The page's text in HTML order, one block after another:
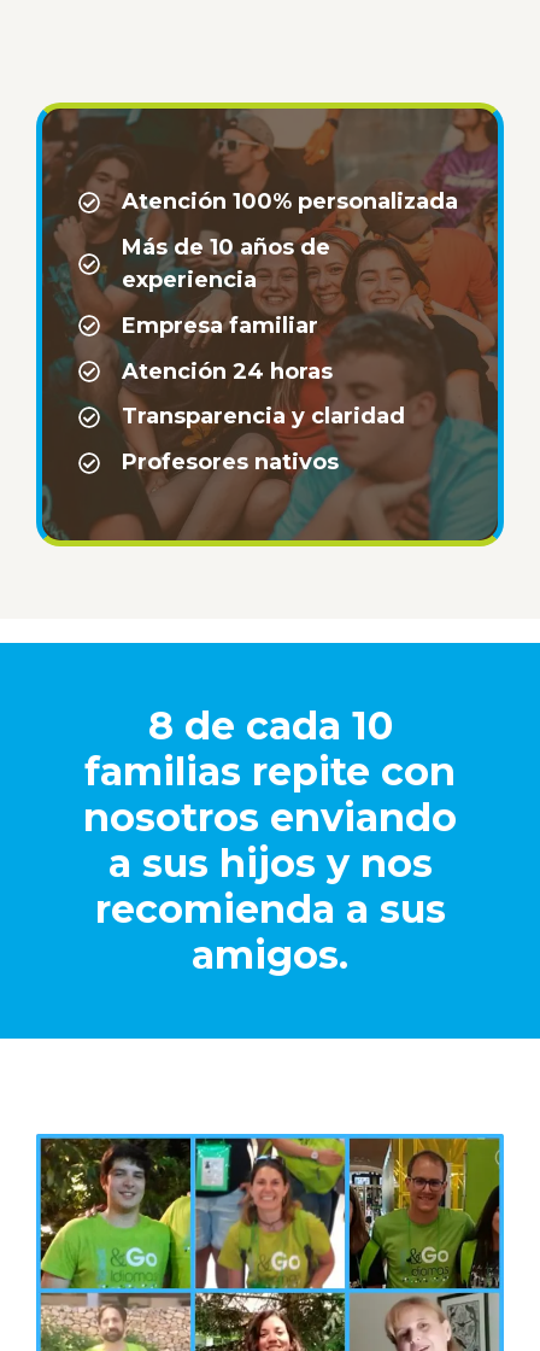
Atención 100% personalizada
Más de 10 años de
experiencia
Empresa familiar
Atención 24 horas
Transparencia y claridad
Profesores nativos
8 de cada 10
familias repite con
nosotros enviando
a sus hijos y nos
recomienda a sus
amigos.